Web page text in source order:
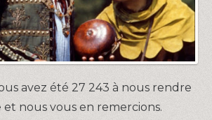
avez été 27 243 à nous rendre
nous vous en remercions.